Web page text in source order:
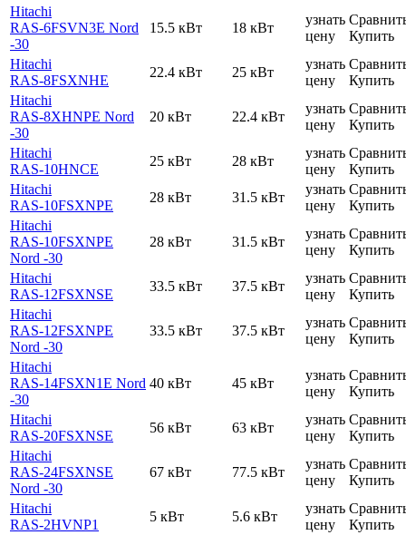
Hitachi
RAS-6FSVN3E Nord
-30
15.5 кВт 18 кВт
узнать
цену
Купить
Hitachi
RAS-8FSXNHE
22.4 кВт 25 кВт
узнать
цену
Купить
Hitachi
RAS-8XHNPE Nord
-30
20 кВт 22.4 кВт
узнать
цену
Купить
Hitachi
RAS-10HNCE
25 кВт 28 кВт
узнать
цену
Купить
Hitachi
RAS-10FSXNPE
28 кВт 31.5 кВт
узнать
цену
Купить
Hitachi
RAS-10FSXNPE
Nord -30
28 кВт 31.5 кВт
узнать
цену
Купить
Hitachi
RAS-12FSXNSE
33.5 кВт 37.5 кВт
узнать
цену
Купить
Hitachi
RAS-12FSXNPE
Nord -30
33.5 кВт 37.5 кВт
узнать
цену
Купить
Hitachi
RAS-14FSXN1E Nord
-30
40 кВт 45 кВт
узнать
цену
Купить
Hitachi
RAS-20FSXNSE
56 кВт 63 кВт
узнать
цену
Купить
Hitachi
RAS-24FSXNSE
Nord -30
67 кВт 77.5 кВт
узнать
цену
Купить
Hitachi
RAS-2HVNP1
5 кВт 5.6 кВт
узнать
цену
Купить